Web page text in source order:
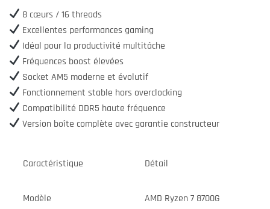
8 cœurs / 16 threads
Excellentes performances gaming
Idéal pour la productivité multitâche
Fréquences boost élevées
Socket AM5 moderne et évolutif
Fonctionnement stable hors overclocking
Compatibilité DDR5 haute fréquence
Version boîte complète avec garantie constructeur
Caractéristique Détail
Modèle AMD Ryzen 7 8700G